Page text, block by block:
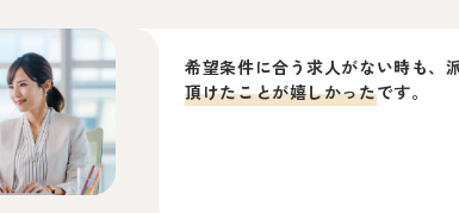
希望条件に合う求人がない時も、
頂けたことが嬉しかったです。